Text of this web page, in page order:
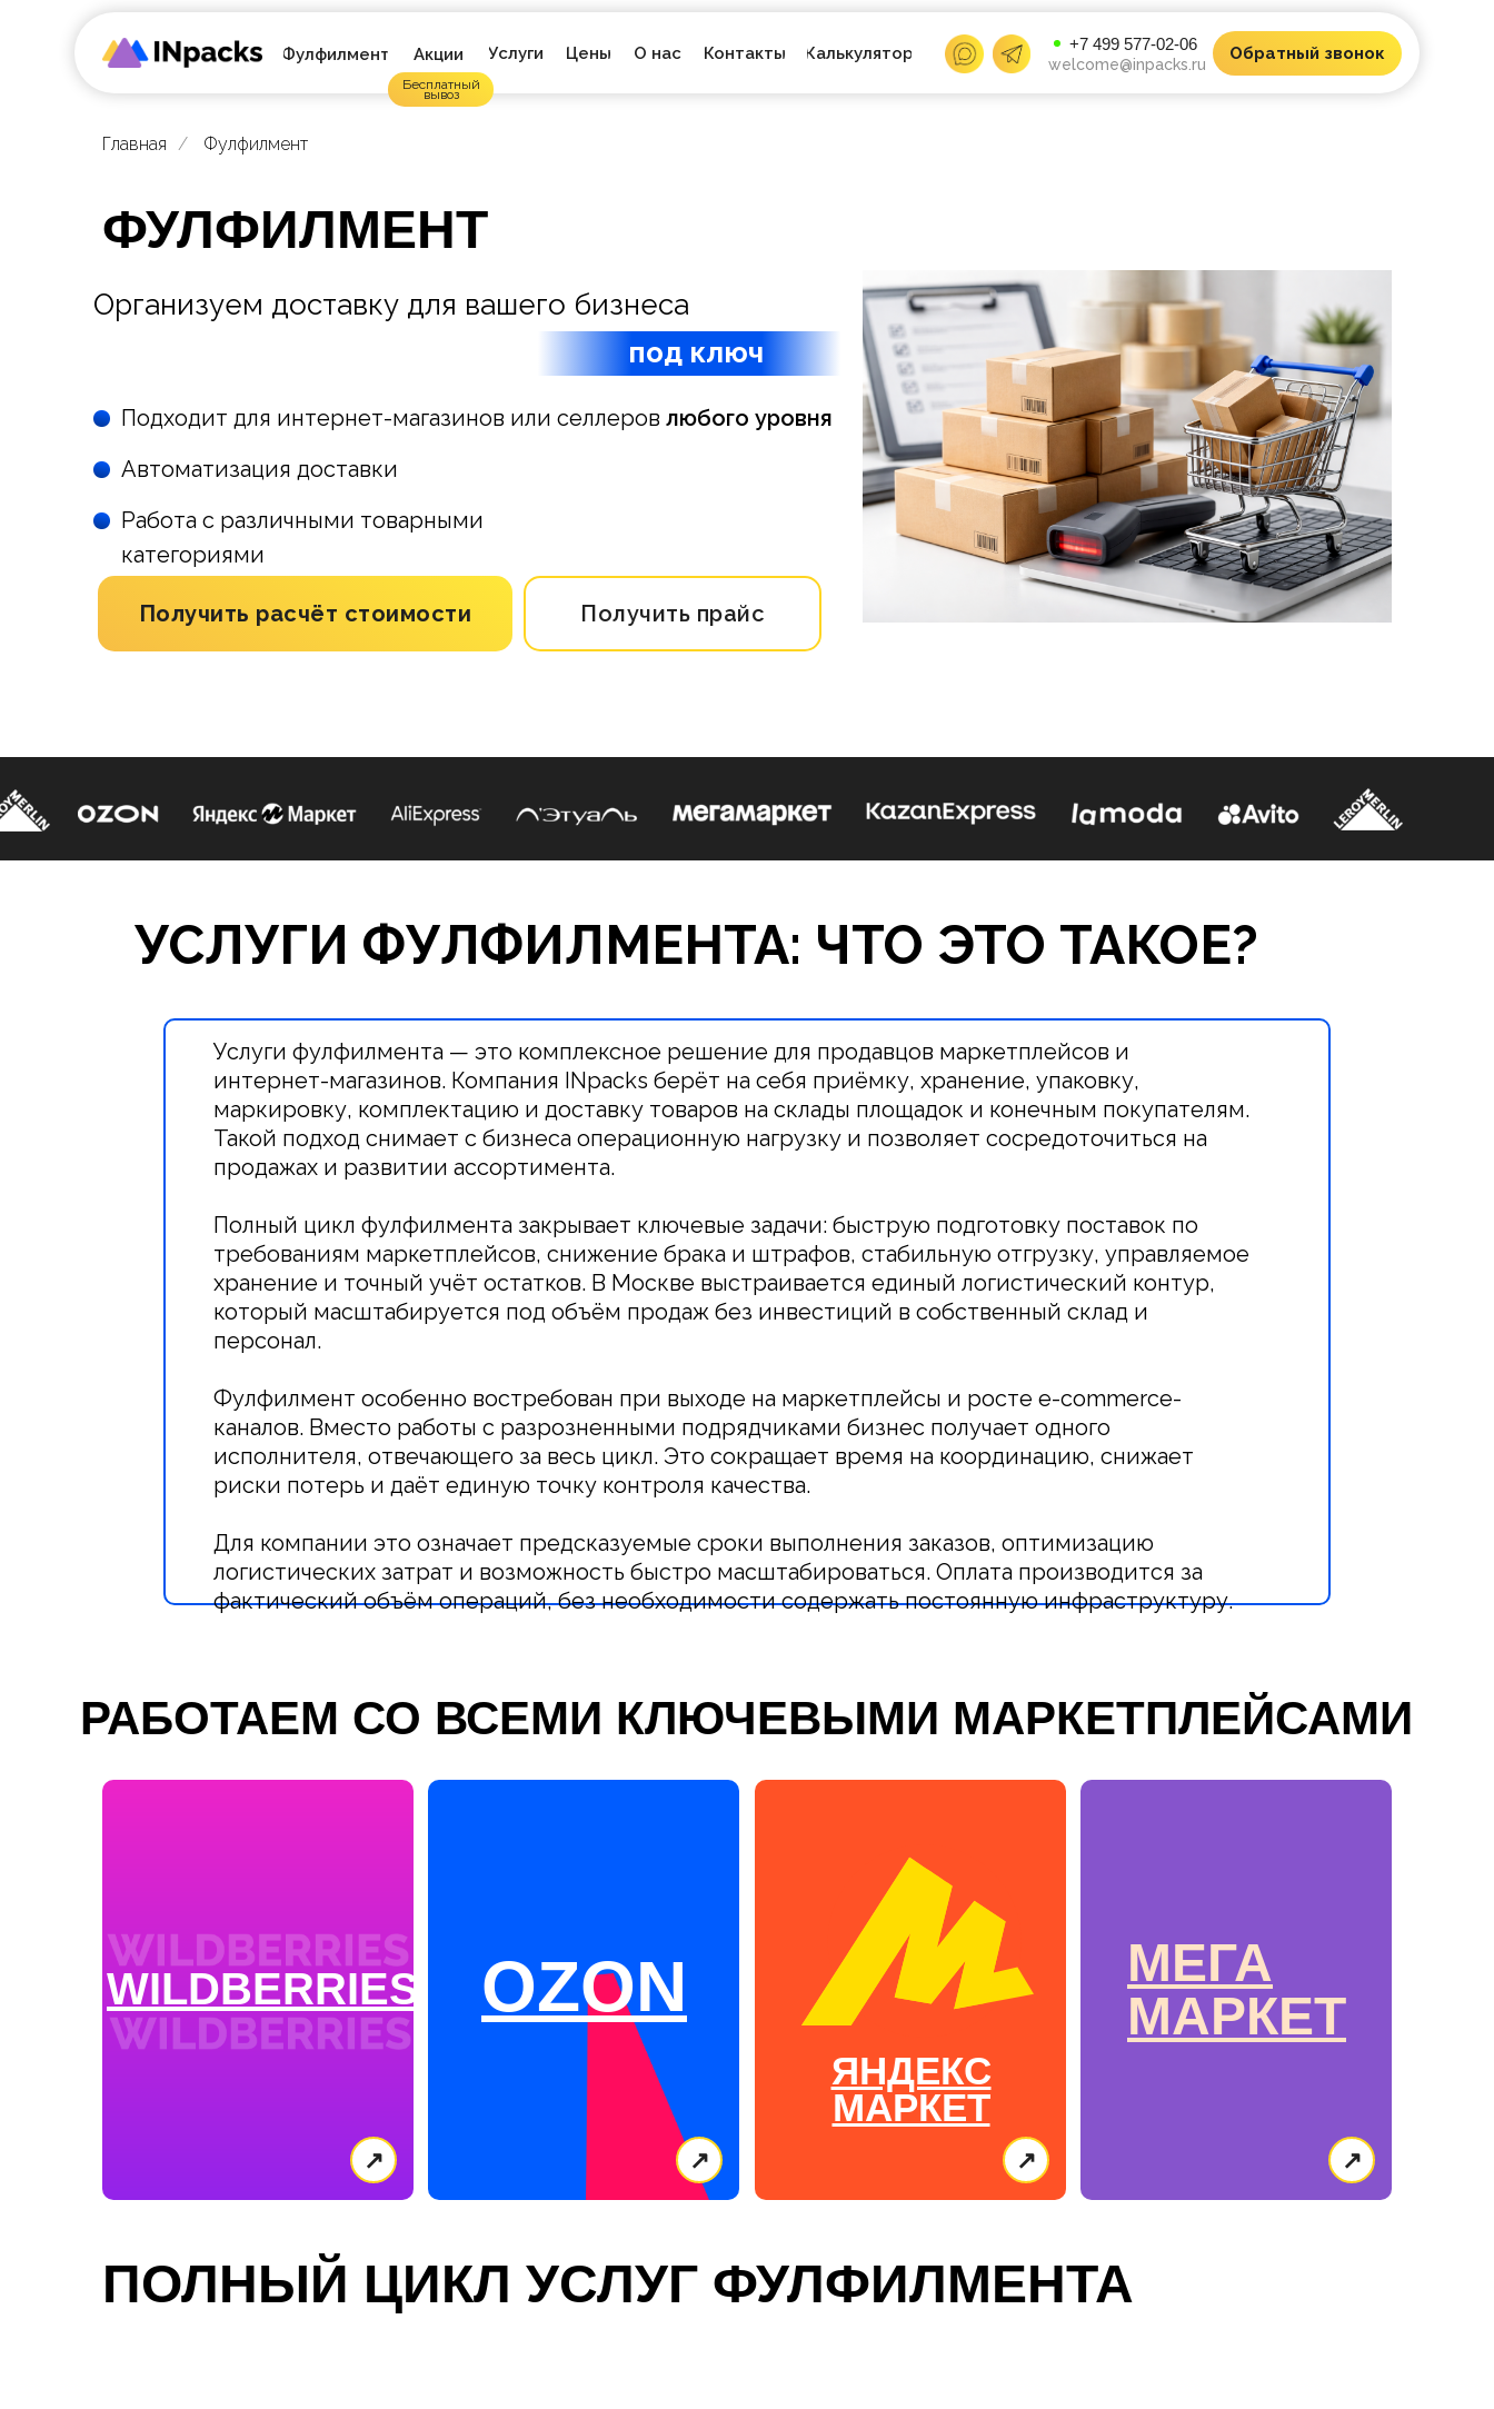
+7 499 577-02-06 Обратный звонок
Фулфилмент Услуги О нас
Цены Контакты
Акции Калькулятор
welcome@inpacks.ru
Бесплатный
вывоз
Главная / Фулфилмент
ФУЛФИЛМЕНТ
Получить расчёт стоимости Получить прайс
Организуем доставку для вашего бизнеса
Подходит для интернет-магазинов или селлеров любого уровня
Автоматизация доставки
Работа с различными товарными
категориями
под ключ
УСЛУГИ ФУЛФИЛМЕНТА: ЧТО ЭТО ТАКОЕ?
Услуги фулфилмента — это комплексное решение для продавцов маркетплейсов и
интернет-магазинов. Компания INpacks берёт на себя приёмку, хранение, упаковку,
маркировку, комплектацию и доставку товаров на склады площадок и конечным покупателям.
Такой подход снимает с бизнеса операционную нагрузку и позволяет сосредоточиться на
продажах и развитии ассортимента.
Полный цикл фулфилмента закрывает ключевые задачи: быструю подготовку поставок по
требованиям маркетплейсов, снижение брака и штрафов, стабильную отгрузку, управляемое
хранение и точный учёт остатков. В Москве выстраивается единый логистический контур,
который масштабируется под объём продаж без инвестиций в собственный склад и
персонал.
Фулфилмент особенно востребован при выходе на маркетплейсы и росте e-commerce-
каналов. Вместо работы с разрозненными подрядчиками бизнес получает одного
исполнителя, отвечающего за весь цикл. Это сокращает время на координацию, снижает
риски потерь и даёт единую точку контроля качества.
Для компании это означает предсказуемые сроки выполнения заказов, оптимизацию
логистических затрат и возможность быстро масштабироваться. Оплата производится за
фактический объём операций, без необходимости содержать постоянную инфраструктуру.
ЯНДЕКС
МАРКЕТ
↗
РАБОТАЕМ СО ВСЕМИ КЛЮЧЕВЫМИ МАРКЕТПЛЕЙСАМИ
МЕГА
МАРКЕТ
↗
OZON
↗
WILDBERRIES
↗
ПОЛНЫЙ ЦИКЛ УСЛУГ ФУЛФИЛМЕНТА